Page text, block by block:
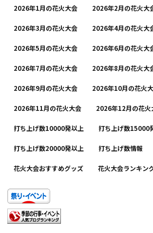
2026年1月の花火大会 2026年2月の花火大
2026年3月の花火大会 2026年4月の花火大
2026年5月の花火大会 2026年6月の花火大
2026年7月の花火大会 2026年8月の花火大
2026年9月の花火大会 2026年10月の花火
2026年11月の花火大会 2026年12月の花火
打ち上げ数10000発以上 打ち上げ数15000
打ち上げ数20000発以上 打ち上げ数情報
花火大会おすすめグッズ 花火大会ランキン